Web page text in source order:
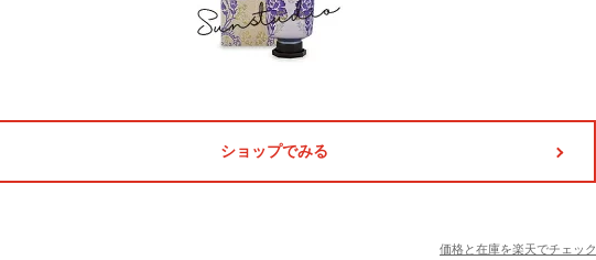
ショップでみる
価格と在庫を楽天でチェック